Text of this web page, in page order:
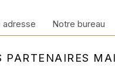
PARTENAIRES
adresse Notre bureau